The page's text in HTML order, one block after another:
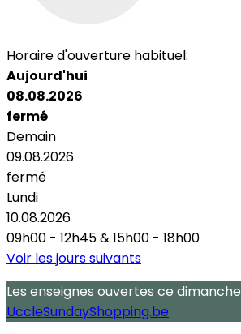
Horaire d'ouverture habituel:
Aujourd'hui
08.08.2026
fermé
Demain
09.08.2026
fermé
Lundi
10.08.2026
09h00 - 12h45&15h00 - 18h00
Voir les jours suivants
Les enseignes ouvertes ce dimanche
UccleSundayShopping.be